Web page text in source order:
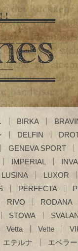
BIRKA
DELFIN
GENEVA SPORT
IMPERIAL
LUSINA LUXOR
PERFECTA
RIVO RODANA
STOWA
Vetta Vette
エテルナ エベラ